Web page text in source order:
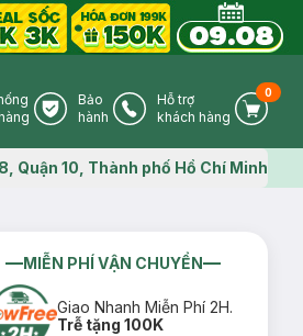
Icon Warranty Icon
Bảo
hành
Phone Icon
Hỗ trợ
khách hàng
Cart
0
Map icon
Quận 10, Thành phố Hồ Chí Minh
MIỄN PHÍ VẬN CHUYỂN
Giao Nhanh Miễn Phí 2H.
Trễ tặng 100K